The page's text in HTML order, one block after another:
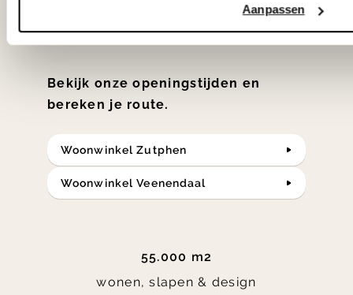
Aanpassen
klassiekers en de nieuwste ontwerpen
in verrassende materialen en kleuren!
Bekijk onze openingstijden en
bereken je route.
Woonwinkel Zutphen
Woonwinkel Veenendaal
55.000 m2
wonen, slapen & design